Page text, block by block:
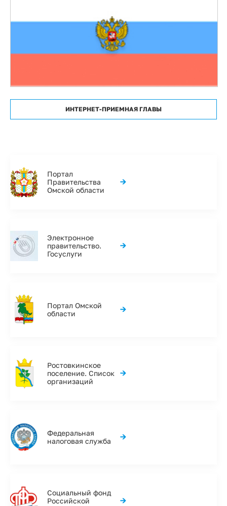
ИНТЕРНЕТ-ПРИЕМНАЯ ГЛАВЫ
Портал
Правительства
Омской области
→
Электронное
правительство.
Госуслуги
→
Портал Омской
области
→
Ростовкинское
поселение. Список
организаций
→
Федеральная
налоговая служба
→
Социальный фонд
Российской
→